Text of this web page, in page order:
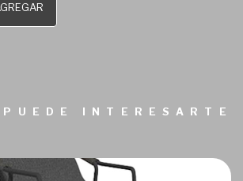
INTERESARTE